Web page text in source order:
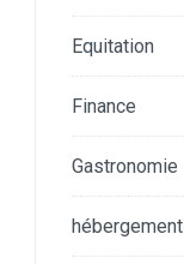
Equitation
Finance
Gastronomie
hébergement